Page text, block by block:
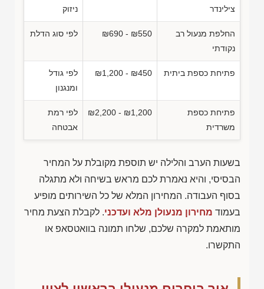
צילינדר
ניזוק
החלפת מנעול רב
נקודתי
₪690 - ₪550 לפי סוג הדלת
פתיחת כספת ביתית ₪1,200 - ₪450
לפי גודל
ומנגנון
פתיחת כספת
משרדית
₪2,200 - ₪1,200
לפי רמת
אבטחה
בשעות הערב והלילה יש תוספת מקובלת על המחיר
הבסיסי, והיא נאמרת לכם מראש בשיחה ולא מתגלה
בסוף העבודה. המחירון המלא של כל השירותים מופיע
בעמוד מחירון מנעולן מלא ועדכני. לקבלת הצעת מחיר
מותאמת למקרה שלכם, שלחו תמונה בוואטסאפ או
התקשרו.